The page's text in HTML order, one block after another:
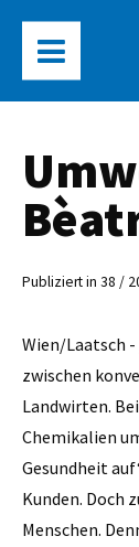
Publiziert in 38 /
Wien/Laatsch
zwischen
Landwirten.
Chemikalien
Gesundheit
Kunden. Doch
Menschen.